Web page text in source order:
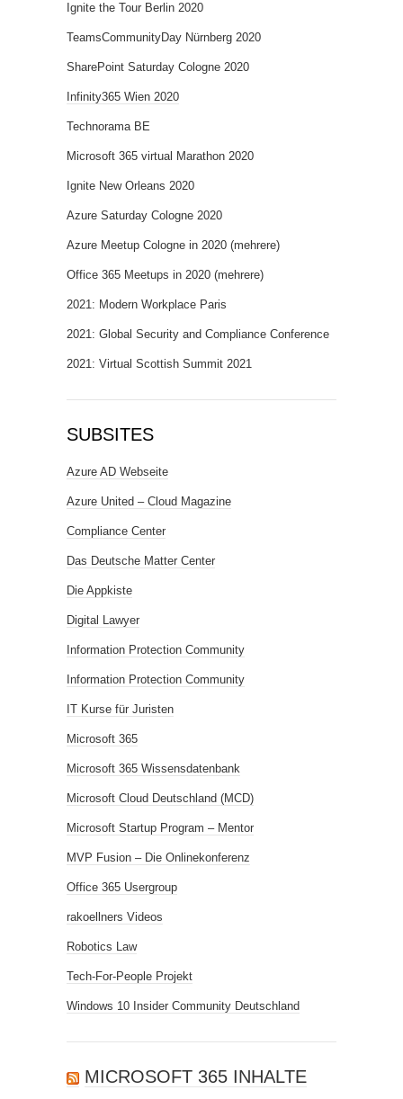
Ignite the Tour Berlin 2020
TeamsCommunityDay Nürnberg 2020
SharePoint Saturday Cologne 2020
Infinity365 Wien 2020
Technorama BE
Microsoft 365 virtual Marathon 2020
Ignite New Orleans 2020
Azure Saturday Cologne 2020
Azure Meetup Cologne in 2020 (mehrere)
Office 365 Meetups in 2020 (mehrere)
2021: Modern Workplace Paris
2021: Global Security and Compliance Conference
2021: Virtual Scottish Summit 2021
SUBSITES
Azure AD Webseite
Azure United – Cloud Magazine
Compliance Center
Das Deutsche Matter Center
Die Appkiste
Digital Lawyer
Information Protection Community
Information Protection Community
IT Kurse für Juristen
Microsoft 365
Microsoft 365 Wissensdatenbank
Microsoft Cloud Deutschland (MCD)
Microsoft Startup Program – Mentor
MVP Fusion – Die Onlinekonferenz
Office 365 Usergroup
rakoellners Videos
Robotics Law
Tech-For-People Projekt
Windows 10 Insider Community Deutschland
MICROSOFT 365 INHALTE